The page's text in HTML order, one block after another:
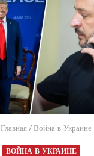
Главная /Война в Украине
ВОЙНА В УКРАИНЕ